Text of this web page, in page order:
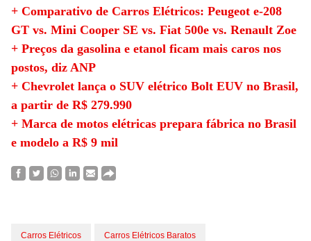
+ Comparativo de Carros Elétricos: Peugeot e-208
GT vs. Mini Cooper SE vs. Fiat 500e vs. Renault Zoe
+ Preços da gasolina e etanol ficam mais caros nos
postos, diz ANP
+ Chevrolet lança o SUV elétrico Bolt EUV no Brasil,
a partir de R$ 279.990
+ Marca de motos elétricas prepara fábrica no Brasil
e modelo a R$ 9 mil
Carros Elétricos Carros Elétricos Baratos